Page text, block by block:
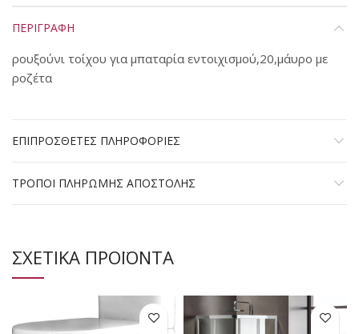
ΠΕΡΙΓΡΑΦΗ
ρουξούνι τοίχου για μπαταρία εντοιχισμού,20,μάυρο με
ροζέτα
ΕΠΙΠΡΟΣΘΕΤΕΣ ΠΛΗΡΟΦΟΡΙΕΣ
ΤΡΟΠΟΙ ΠΛΗΡΩΜΗΣ ΑΠΟΣΤΟΛΗΣ
ΣΧΕΤΙΚΑ ΠΡΟΪΟΝΤΑ